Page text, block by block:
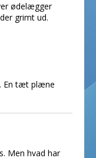
ødelægger
grimt ud.
En tæt plæne
Men hvad har